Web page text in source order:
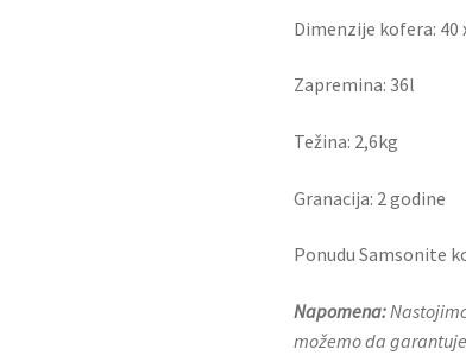
Dimenzije kofera: 40
Zapremina: 36l
Težina: 2,6kg
Granacija: 2 godine
Ponudu Samsonite
Napomena:
možemo da